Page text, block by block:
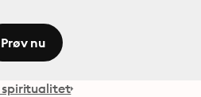
Prøv nu
spiritualitet